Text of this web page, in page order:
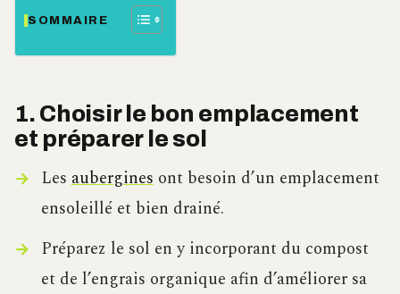
SOMMAIRE
1. Choisir le bon emplacement
et préparer le sol
Lesauberginesont besoin d’un emplacement
ensoleillé et bien drainé.
Préparez le sol en y incorporant du compost
et de l’engrais organique afin d’améliorer sa